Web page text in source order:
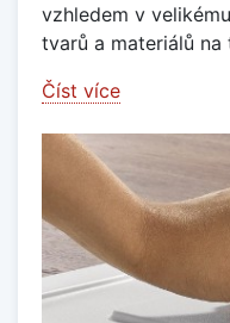
vzhledem v
tvarů a materiálů na
Číst více